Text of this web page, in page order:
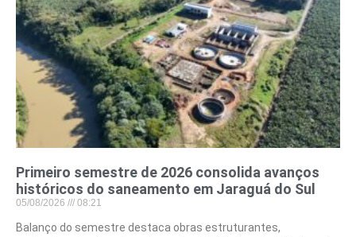
Primeiro semestre de 2026 consolida avanços
históricos do saneamento em Jaraguá do Sul
05/08/2026 08:21
Balanço do semestre destaca obras estruturantes,